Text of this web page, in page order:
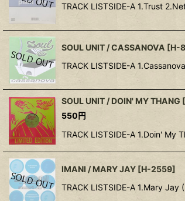
TRACK LISTSIDE-A 1.Trust
SOUL UNIT / CASSANOVA [H-
TRACK LISTSIDE-A
SOUL UNIT / DOIN' MY THANG [
550円
TRACK LISTSIDE-A 1.Doin'
IMANI / MARY JAY [H-2559]
TRACK LISTSIDE-A 1.Mary